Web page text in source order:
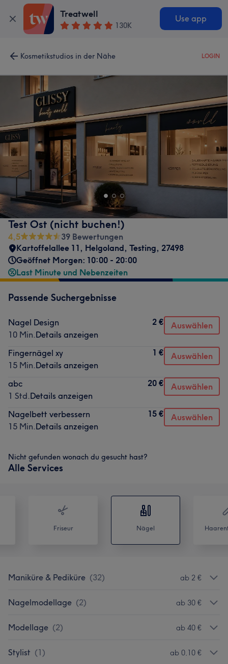
Treatwell
130K
Use app
Kosmetikstudios in der Nähe LOGIN
Test Ost (nicht buchen!)
4,5
39 Bewertungen
Kartoffelallee 11, Helgoland, Testing, 27498
Geöffnet Morgen: 10:00 - 20:00
Last Minute und Nebenzeiten
Passende Suchergebnisse
Nagel Design
10 Min.Details anzeigen
2 € Auswählen
Fingernägel xy
15 Min.Details anzeigen
1 € Auswählen
abc
1 Std.Details anzeigen
20 € Auswählen
Nagelbett verbessern
15 Min.Details anzeigen
15 € Auswählen
Nicht gefunden wonach du gesucht hast?
Alle Services
Friseur Nägel
Maniküre & Pediküre (32) ab 2 €
Nagelmodellage (2) ab 30 €
Modellage (2) ab 40 €
Stylist (1) ab 0,10 €